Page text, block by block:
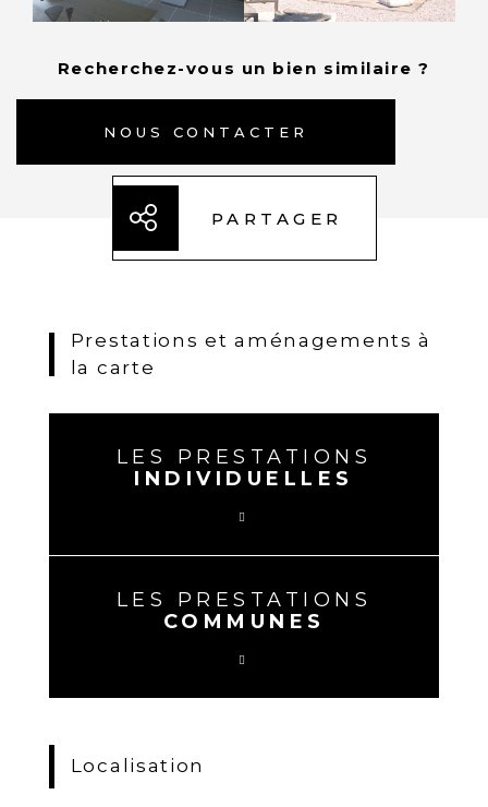
Recherchez-vous un bien similaire ?
NOUS CONTACTER
PARTAGER
Prestations et aménagements à
la carte
LES PRESTATIONS
INDIVIDUELLES
LES PRESTATIONS
COMMUNES
Localisation